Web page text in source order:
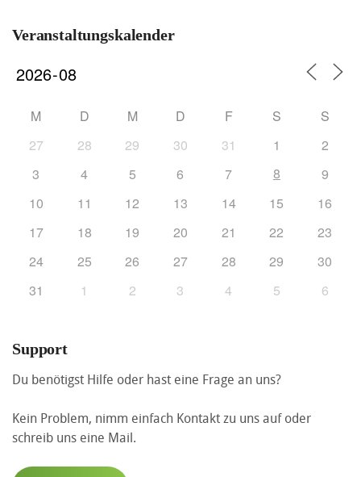
Veranstaltungskalender
M D M D F S
S
27
28 29 30 31 1
2
3
4 5 6 7 8
9
10
11 12 13 14 15
16
17
18 19 20 21 22
23
24
25 26 27 28 29
30
31
1 2 3 4 5 6
Support
Du benötigst Hilfe oder hast eine Frage an uns?
Kein Problem, nimm einfach Kontakt zu uns auf oder
schreib uns eine Mail.